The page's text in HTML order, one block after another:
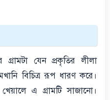
গ্রামটা যেন প্রকৃতির লীলা
বিচিত্র রূপ ধারণ করে।
এ গ্রামটি সাজানো।